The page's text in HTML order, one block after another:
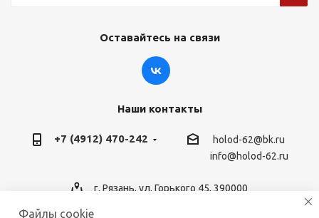
Оставайтесь на связи
Наши контакты
+7 (4912) 470-242
holod-62@bk.ru
info@holod-62.ru
г. Рязань, ул. Горького 45, 390000
Файлы cookie